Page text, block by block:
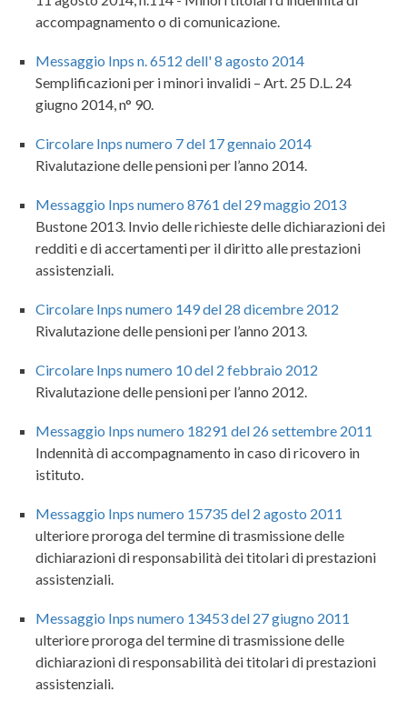
accompagnamento o di comunicazione.
Messaggio Inps n. 6512 dell' 8 agosto 2014
Semplificazioni per i minori invalidi – Art. 25 D.L. 24
giugno 2014, n° 90.
Circolare Inps numero 7 del 17 gennaio 2014
Rivalutazione delle pensioni per l’anno 2014.
Messaggio Inps numero 8761 del 29 maggio 2013
Bustone 2013. Invio delle richieste delle dichiarazioni dei
redditi e di accertamenti per il diritto alle prestazioni
assistenziali.
Circolare Inps numero 149 del 28 dicembre 2012
Rivalutazione delle pensioni per l’anno 2013.
Circolare Inps numero 10 del 2 febbraio 2012
Rivalutazione delle pensioni per l’anno 2012.
Messaggio Inps numero 18291 del 26 settembre 2011
Indennità di accompagnamento in caso di ricovero in
istituto.
Messaggio Inps numero 15735 del 2 agosto 2011
ulteriore proroga del termine di trasmissione delle
dichiarazioni di responsabilità dei titolari di prestazioni
assistenziali.
Messaggio Inps numero 13453 del 27 giugno 2011
ulteriore proroga del termine di trasmissione delle
dichiarazioni di responsabilità dei titolari di prestazioni
assistenziali.